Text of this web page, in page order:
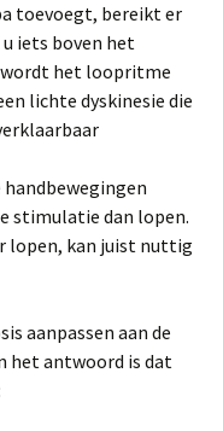
toevoegt, bereikt er
iets boven het
wordt het loopritme
lichte dyskinesie die
handbewegingen
stimulatie dan lopen.
lopen, kan juist nuttig
aanpassen aan de
het antwoord is dat